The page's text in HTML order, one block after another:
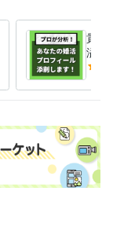
貴方
溢れ
活の
会お